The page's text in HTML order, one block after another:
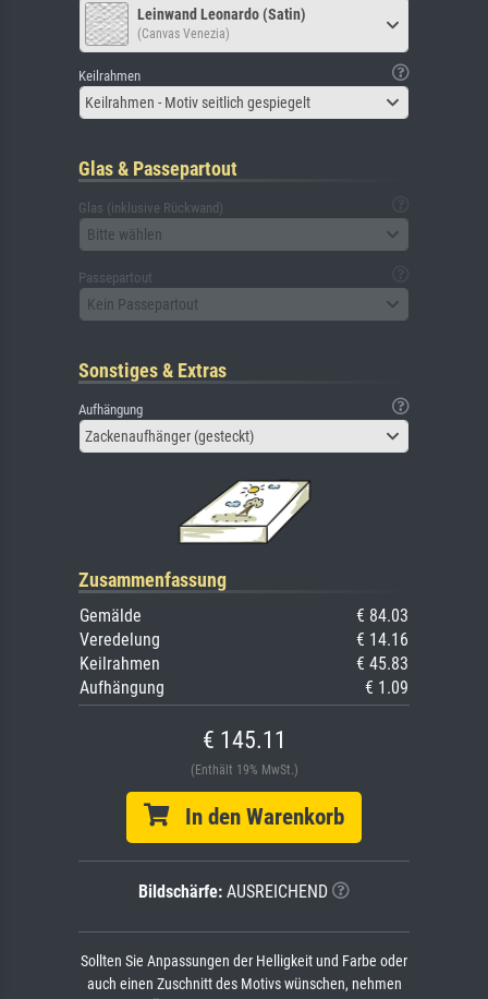
Leinwand Leonardo (Satin)
(Canvas Venezia)
Keilrahmen
Keilrahmen - Motiv seitlich gespiegelt
Glas & Passepartout
Glas (inklusive Rückwand)
Bitte wählen
Passepartout
Kein Passepartout
Sonstiges & Extras
Aufhängung
Zackenaufhänger (gesteckt)
Zusammenfassung
Gemälde
€ 84.03
Veredelung
€ 14.16
Keilrahmen
€ 45.83
Aufhängung
€ 1.09
€ 145.11
(Enthält 19% MwSt.)
In den Warenkorb
Bildschärfe: AUSREICHEND
Sollten Sie Anpassungen der Helligkeit und Farbe oder
auch einen Zuschnitt des Motivs wünschen, nehmen